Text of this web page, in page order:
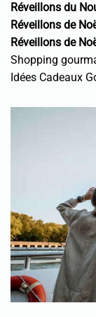
Réveillons du
Réveillons de
Réveillons de
Shopping
Idées Cadeaux